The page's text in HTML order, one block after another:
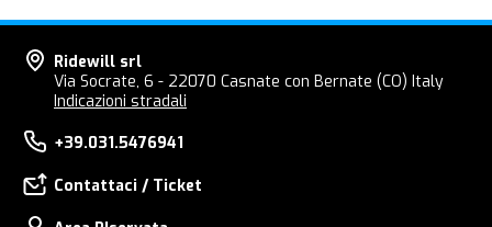
Ridewill srl
Via Socrate, 6 - 22070 Casnate con Bernate (CO) Italy
Indicazioni stradali
+39.031.5476941
Contattaci / Ticket